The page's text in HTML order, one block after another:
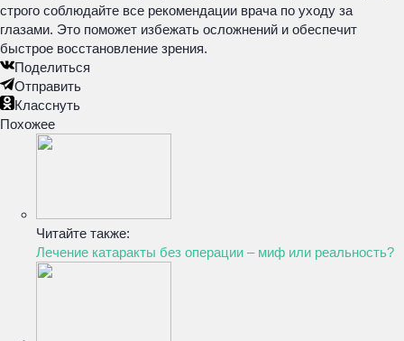
строго соблюдайте все рекомендации врача по уходу за
глазами. Это поможет избежать осложнений и обеспечит
быстрое восстановление зрения.
Поделиться
Отправить
Класснуть
Похожее
Читайте также:
Лечение катаракты без операции – миф или реальность?